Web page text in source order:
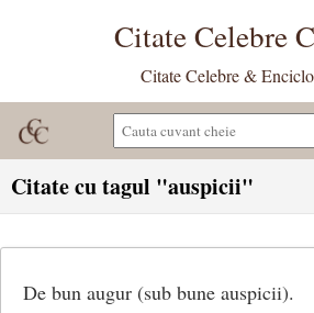
Citate Celebre
Citate Celebre &
Citate cu tagul "auspicii"
De bun augur (sub bune auspicii).